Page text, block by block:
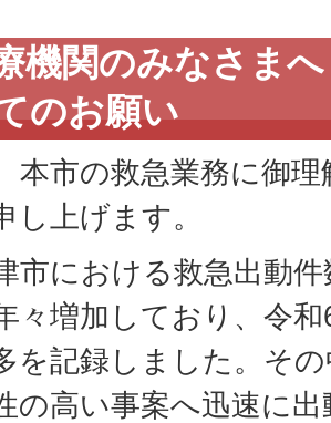
機関のみなさま
のお願い
本市の救急業務に御
し上げます。
市における救急出動
々増加しており、令
を記録しました。そ
の高い事案へ迅速に